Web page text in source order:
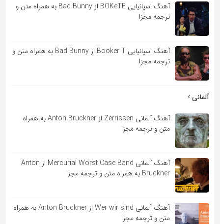
آهنگ اسپانیایی BOKeTE از Bad Bunny به همراه متن و
ترجمه مجزا
آهنگ اسپانیایی Booker T از Bad Bunny به همراه متن و
ترجمه مجزا
آلمانی
آهنگ آلمانی Zerrissen از Anton Bruckner به همراه
متن و ترجمه مجزا
آهنگ آلمانی Mercurial Worst Case Band از Anton
Bruckner به همراه متن و ترجمه مجزا
آهنگ آلمانی Wer wir sind از Anton Bruckner به همراه
متن و ترجمه مجزا